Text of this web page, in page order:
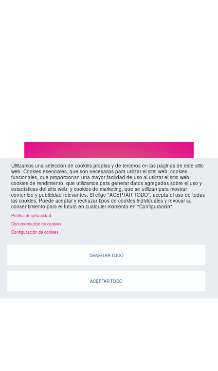
agenda
Cuando
Utilizamos una selección de cookies propias y de terceros en las páginas de este sitio
web: Cookies esenciales, que son necesarias para utilizar el sitio web; cookies
funcionales, que proporcionan una mayor facilidad de uso al utilizar el sitio web;
cookies de rendimiento, que utilizamos para generar datos agregados sobre el uso y
estadísticas del sitio web; y cookies de marketing, que se utilizan para mostrar
contenido y publicidad relevantes. Si elige "ACEPTAR TODO", acepta el uso de todas
las cookies. Puede aceptar y rechazar tipos de cookies individuales y revocar su
consentimiento para el futuro en cualquier momento en "Configuración".
Política de privacidad
Documentación de cookies
Configuración de cookies
DENEGAR TODO
ACEPTAR TODO